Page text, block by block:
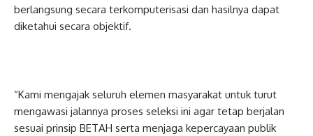
berlangsung secara terkomputerisasi dan hasilnya dapat
diketahui secara objektif.
“Kami mengajak seluruh elemen masyarakat untuk turut
mengawasi jalannya proses seleksi ini agar tetap berjalan
sesuai prinsip BETAH serta menjaga kepercayaan publik